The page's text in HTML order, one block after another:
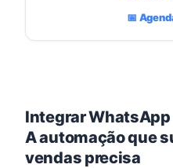
Integrar WhatsApp
A automação que
vendas precisa
📅